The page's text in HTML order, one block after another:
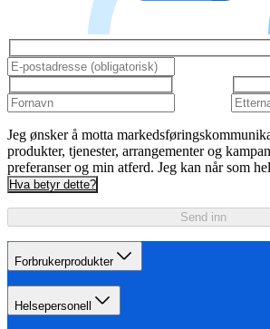
Jeg ønsker å motta
produkter, tjenester, arrangementer og
preferanser og min atferd. Jeg kan når som
Hva betyr dette?
Send inn
Forbrukerprodukter
Helsepersonell